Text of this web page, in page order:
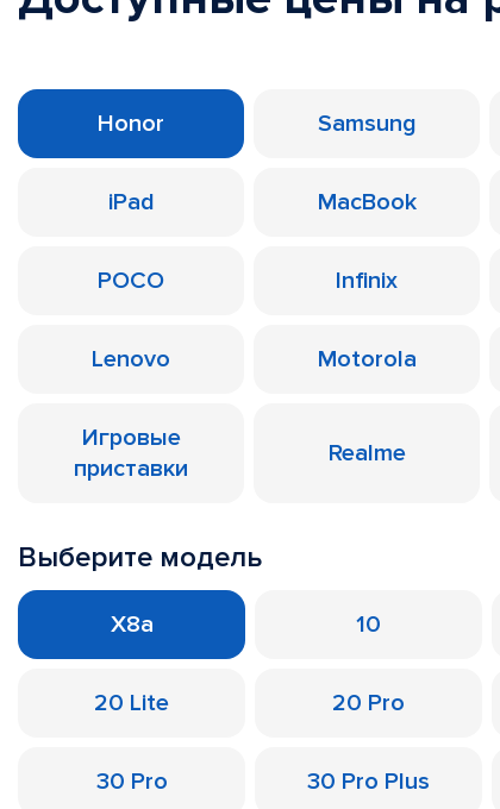
Honor Samsung
iPad MacBook
POCO Infinix
Lenovo Motorola
Игровые
приставки
Realme
Выберите модель
X8a 10
20 Lite 20 Pro
30 Pro 30 Pro Plus